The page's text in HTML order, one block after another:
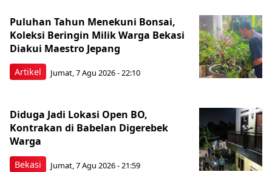
Artikel
Puluhan Tahun Menekuni Bonsai,
Koleksi Beringin Milik Warga Bekasi
Diakui Maestro Jepang
Jumat, 7 Agu 2026 - 22:10
Bekasi
Diduga Jadi Lokasi Open BO,
Kontrakan di Babelan Digerebek
Warga
Jumat, 7 Agu 2026 - 21:59